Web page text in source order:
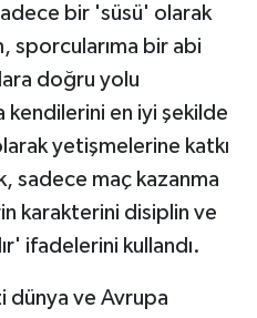
bir 'süsü' olarak
sporcularıma bir abi
doğru yolu
en iyi şekilde
yetişmelerine katkı
sadece maç kazanma
karakterini disiplin ve
ifadelerini kullandı.
dünya ve Avrupa